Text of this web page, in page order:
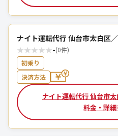
ナイト運転代行 仙台市太白区
★★★★★-(0件)
初乗り
決済方法
ナイト運転代行 仙台市
料金・詳